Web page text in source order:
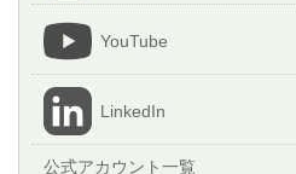
YouTube
LinkedIn
公式アカウント一覧